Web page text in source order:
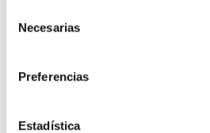
Necesarias
Preferencias
Estadística